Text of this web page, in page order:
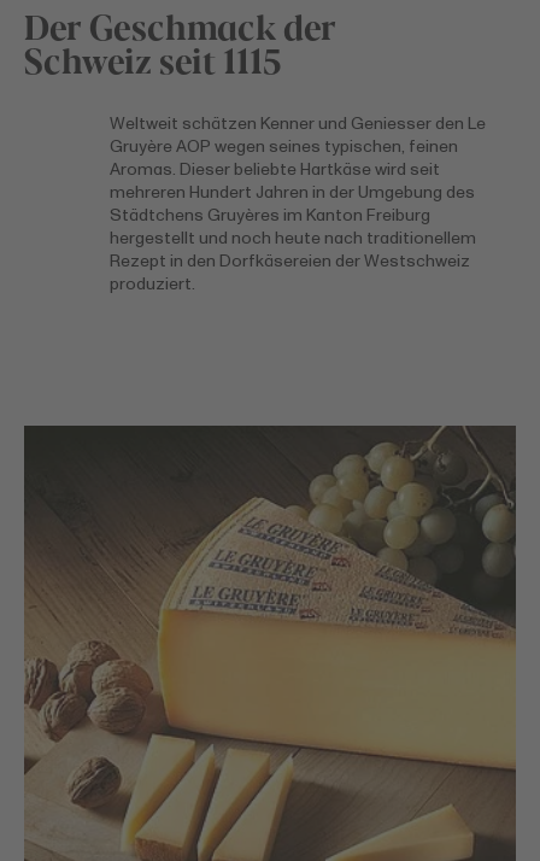
Der Geschmack der
Schweiz seit 1115
Weltweit schätzen Kenner und Geniesser den Le
Gruyère AOP wegen seines typischen, feinen
Aromas. Dieser beliebte Hartkäse wird seit
mehreren Hundert Jahren in der Umgebung des
Städtchens Gruyères im Kanton Freiburg
hergestellt und noch heute nach traditionellem
Rezept in den Dorfkäsereien der Westschweiz
produziert.